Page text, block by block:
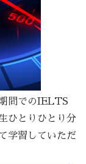
間でのIELTS
ひとりひとり分
学習していただ